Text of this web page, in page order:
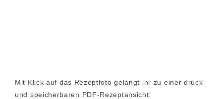
Mit Klick auf das Rezeptfoto gelangt ihr zu einer druck-
und speicherbaren PDF-Rezeptansicht: